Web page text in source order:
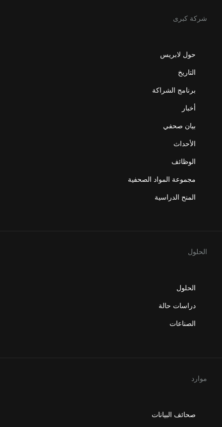
شركة كبرى
حول لابريس
التاريخ
برنامج الشراكة
أخبار
بيان صحفي
الأحداث
الوظائف
مجموعة المواد الصحفية
المنح الدراسية
الحلول
الحلول
دراسات حالة
الصناعات
موارد
صحائف البيانات